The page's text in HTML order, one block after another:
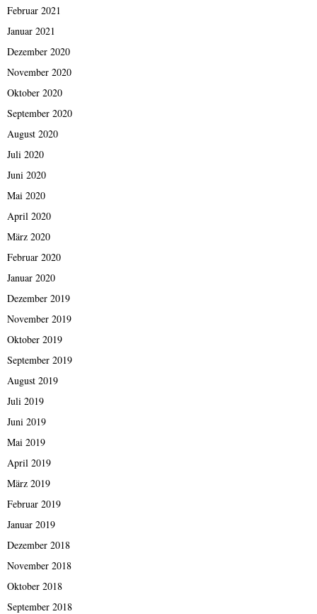
Februar 2021
Januar 2021
Dezember 2020
November 2020
Oktober 2020
September 2020
August 2020
Juli 2020
Juni 2020
Mai 2020
April 2020
März 2020
Februar 2020
Januar 2020
Dezember 2019
November 2019
Oktober 2019
September 2019
August 2019
Juli 2019
Juni 2019
Mai 2019
April 2019
März 2019
Februar 2019
Januar 2019
Dezember 2018
November 2018
Oktober 2018
September 2018